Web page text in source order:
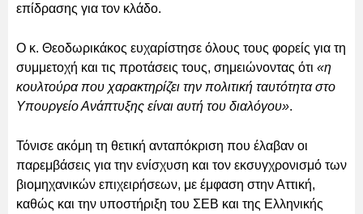
επίδρασης για τον κλάδο.
Ο κ. Θεοδωρικάκος ευχαρίστησε όλους τους φορείς για τη
συμμετοχή και τις προτάσεις τους, σημειώνοντας ότι «η
κουλτούρα που χαρακτηρίζει την πολιτική ταυτότητα στο
Υπουργείο Ανάπτυξης είναι αυτή του διαλόγου».
Τόνισε ακόμη τη θετική ανταπόκριση που έλαβαν οι
παρεμβάσεις για την ενίσχυση και τον εκσυγχρονισμό των
βιομηχανικών επιχειρήσεων, με έμφαση στην Αττική,
καθώς και την υποστήριξη του ΣΕΒ και της Ελληνικής